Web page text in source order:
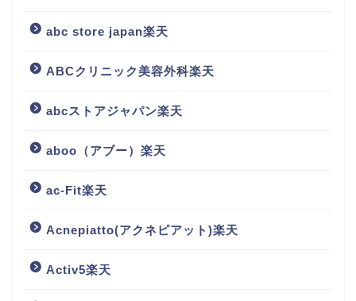
abc store japan楽天
ABCクリニック美容外科楽天
abcストアジャパン楽天
aboo（アブー）楽天
ac-Fit楽天
Acnepiatto(アクネピアット)楽天
Activ5楽天